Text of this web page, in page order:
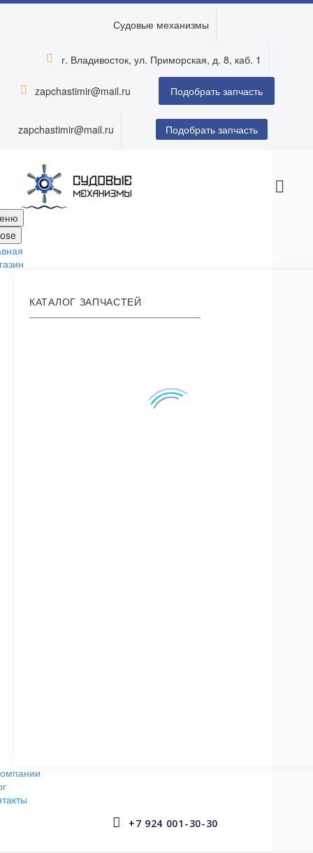
Судовые механизмы

 г. Владивосток, ул. Приморская, д. 8, каб. 1

 zapchastimir@mail.ru Подобрать запчасть
zapchastimir@mail.ru Подобрать запчасть

 +7 924 001-30-30
КАТАЛОГ ЗАПЧАСТЕЙ
4154 запчастей